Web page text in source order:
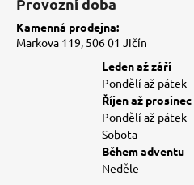
Kamenná prodejna:
Markova 119, 506 01 Jičín
Leden až září
Pondělí až pátek
Říjen až prosinec
Pondělí až pátek
Sobota
Během adventu
Neděle